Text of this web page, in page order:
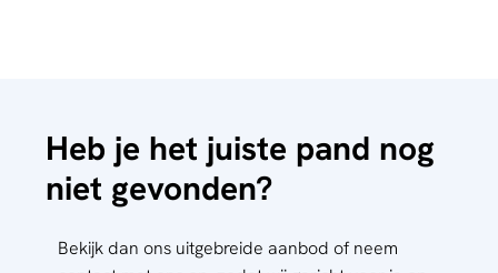
Heb je het juiste pand nog
niet gevonden?
Bekijk dan ons uitgebreide aanbod of neem